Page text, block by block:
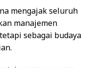
mengajak seluruh
manajemen
sebagai budaya